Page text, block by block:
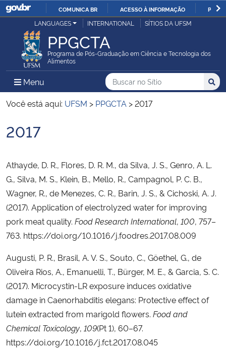
IR
O
COMUNICA BR ACESSO À INFORMAÇÃO
Ministério da Justiça e Segurança Pública
Ministério da Defesa
Ministério das Relações Exteriores
Ministério da Economia
Ministério da Agricultura, Pecuária e Abastecimento
Ministério da Educação
Ministério da Cidadania
Ministério da Saúde
Ministério de Minas e Energia
Ministério da Ciência, Tecnologia, Inovações e Comunicações
Ministério do Meio Ambiente
LANGUAGES INTERNATIONAL SÍTIOS DA UFSM
PPGCTA
Programa de Pós-Graduação em Ciência e Tecnologia dos
Alimentos
Menu Menu Principal do Sítio
Busca
Buscar no no Sítio
Busca:
Você está aqui: UFSM > PPGCTA >2017
Início do conteúdo
2017
Athayde, D. R., Flores, D. R. M., da Silva, J. S., Genro, A. L.
G., Silva, M. S., Klein, B., Mello, R., Campagnol, P. C. B.,
Wagner, R., de Menezes, C. R., Barin, J. S., & Cichoski, A. J.
(2017). Application of electrolyzed water for improving
pork meat quality. Food Research International, 100, 757–
763. https://doi.org/10.1016/j.foodres.2017.08.009
Augusti, P. R., Brasil, A. V. S., Souto, C., Göethel, G., de
Oliveira Rios, A., Emanuelli, T., Bürger, M. E., & Garcia, S. C.
(2017). Microcystin-LR exposure induces oxidative
damage in Caenorhabditis elegans: Protective effect of
lutein extracted from marigold flowers. Food and
Chemical Toxicology, 109(Pt 1), 60–67.
https://doi.org/10.1016/j.fct.2017.08.045